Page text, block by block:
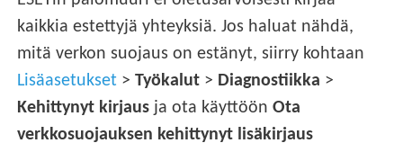
kaikkia estettyjä yhteyksiä. Jos haluat nähdä,
mitä verkon suojaus on estänyt, siirry kohtaan
Lisäasetukset >Työkalut > Diagnostiikka >
Kehittynyt kirjaus ja ota käyttöönOta
verkkosuojauksen kehittynyt lisäkirjaus